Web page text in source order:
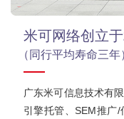
米可网络创立于
（同行平均寿命三年
广东米可信息技术有
引擎托管、SEM推广